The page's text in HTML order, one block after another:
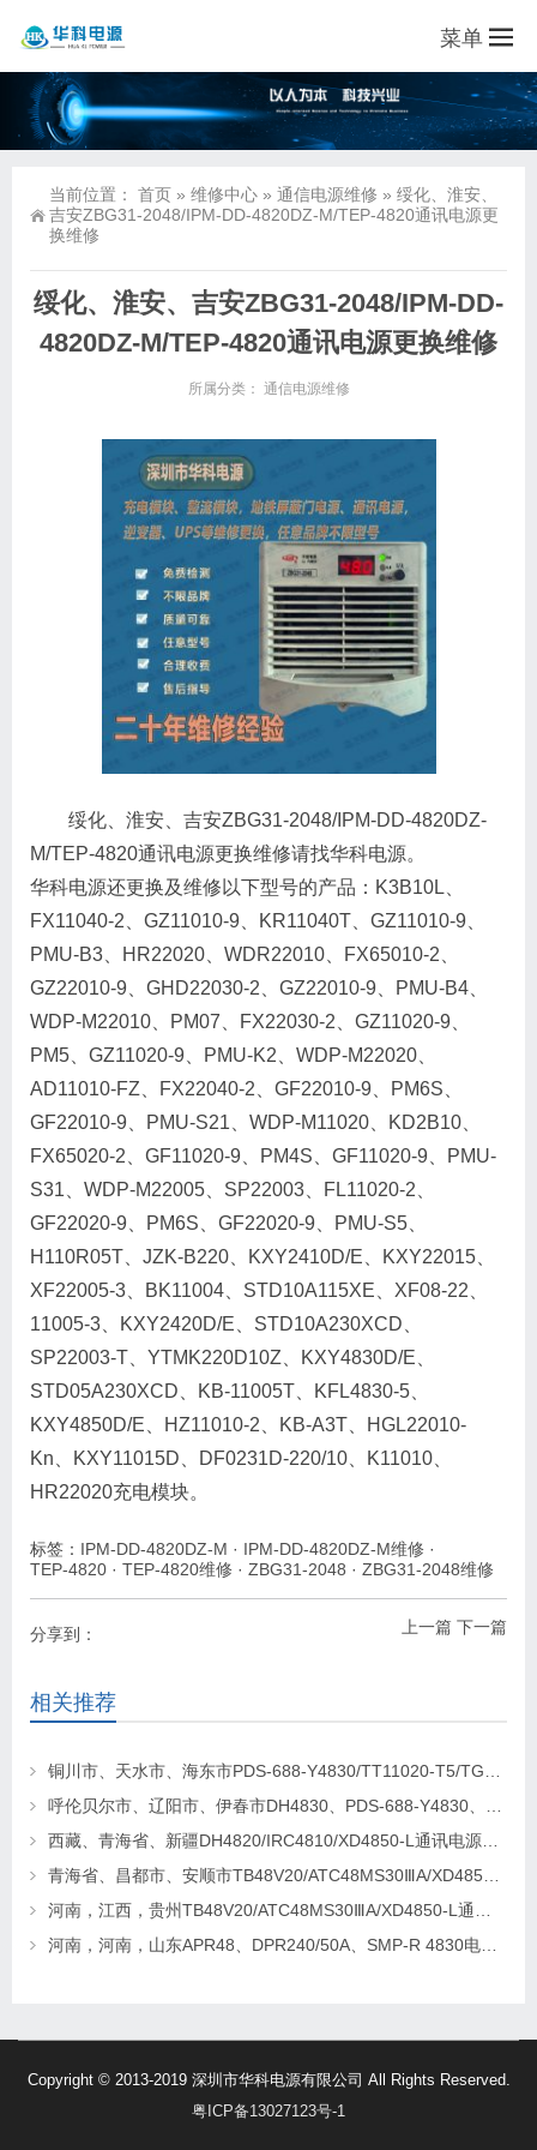
菜单
当前位置： 首页 » 维修中心 » 通信电源维修 » 绥化、淮安、
吉安ZBG31-2048/IPM-DD-4820DZ-M/TEP-4820通讯电源更
换维修
绥化、淮安、吉安ZBG31-2048/IPM-DD-
4820DZ-M/TEP-4820通讯电源更换维修
所属分类： 通信电源维修
绥化、淮安、吉安ZBG31-2048/IPM-DD-4820DZ-
M/TEP-4820通讯电源更换维修请找华科电源。
华科电源还更换及维修以下型号的产品：K3B10L、
FX11040-2、GZ11010-9、KR11040T、GZ11010-9、
PMU-B3、HR22020、WDR22010、FX65010-2、
GZ22010-9、GHD22030-2、GZ22010-9、PMU-B4、
WDP-M22010、PM07、FX22030-2、GZ11020-9、
PM5、GZ11020-9、PMU-K2、WDP-M22020、
AD11010-FZ、FX22040-2、GF22010-9、PM6S、
GF22010-9、PMU-S21、WDP-M11020、KD2B10、
FX65020-2、GF11020-9、PM4S、GF11020-9、PMU-
S31、WDP-M22005、SP22003、FL11020-2、
GF22020-9、PM6S、GF22020-9、PMU-S5、
H110R05T、JZK-B220、KXY2410D/E、KXY22015、
XF22005-3、BK11004、STD10A115XE、XF08-22、
11005-3、KXY2420D/E、STD10A230XCD、
SP22003-T、YTMK220D10Z、KXY4830D/E、
STD05A230XCD、KB-11005T、KFL4830-5、
KXY4850D/E、HZ11010-2、KB-A3T、HGL22010-
Kn、KXY11015D、DF0231D-220/10、K11010、
HR22020充电模块。
标签： IPM-DD-4820DZ-M · IPM-DD-4820DZ-M维修 ·
TEP-4820 · TEP-4820维修 · ZBG31-2048 · ZBG31-2048维修
上一篇 下一篇
分享到：
相关推荐
铜川市、天水市、海东市PDS-688-Y4830/TT11020-T5/TG4820-2通讯电源更换维修
呼伦贝尔市、辽阳市、伊春市DH4830、PDS-688-Y4830、TEP-M30/48-F通讯电源更换及维修
西藏、青海省、新疆DH4820/IRC4810/XD4850-L通讯电源更换维修
青海省、昌都市、安顺市TB48V20/ATC48MS30ⅢA/XD4850-L通讯电源更换及维修
河南，江西，贵州TB48V20/ATC48MS30ⅢA/XD4850-L通讯电源更换及维修
河南，河南，山东APR48、DPR240/50A、SMP-R 4830电源模块更换维修
Copyright © 2013-2019 深圳市华科电源有限公司 All Rights Reserved.
粤ICP备13027123号-1